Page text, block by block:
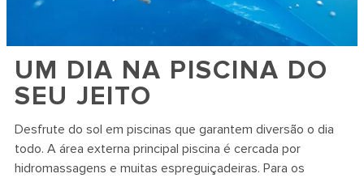
UM DIA NA PISCINA DO
SEU JEITO
Desfrute do sol em piscinas que garantem diversão o dia
todo. A área externa principal piscina é cercada por
hidromassagens e muitas espreguiçadeiras. Para os